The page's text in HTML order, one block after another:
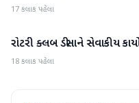
17 કલાક પહેલા
બનાસકાંઠા
રોટરી ક્લબ ડીસાને સેવાકીય
18 કલાક પહેલા